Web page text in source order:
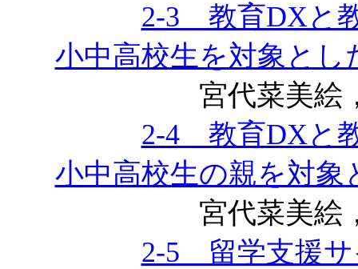
2-3 教育DXと
小中高校生を対象とし
宮代菜美絵，諏
2-4 教育DXと
小中高校生の親を対象
宮代菜美絵，諏
2-5 留学支援サ